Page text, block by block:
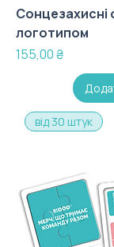
Сонцезахисні
логотипом
Ціна
155,00 ₴
від 30 штук